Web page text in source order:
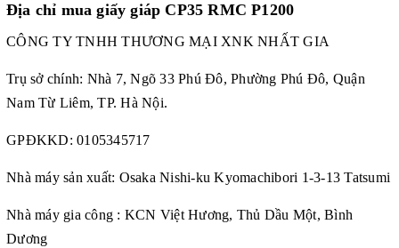
Địa chỉ muagiấy giáp CP35 RMC P1200
CÔNG TY TNHH THƯƠNG MẠI XNK NHẤT GIA
Trụ sở chính: Nhà 7, Ngõ 33 Phú Đô, Phường Phú Đô, Quận
Nam Từ Liêm, TP. Hà Nội.
GPĐKKD: 0105345717
Nhà máy sản xuất: Osaka Nishi-ku Kyomachibori 1-3-13 Tatsumi
Nhà máy gia công : KCN Việt Hương, Thủ Dầu Một, Bình
Dương